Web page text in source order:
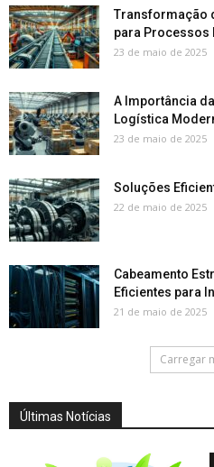
Transformação
para Processos
23 de maio de 2025
A Importância
Logística
23 de maio de 2025
Soluções
22 de maio de 2025
Cabeamento
Eficientes para
21 de maio de 2025
Carregar
Últimas Notícias